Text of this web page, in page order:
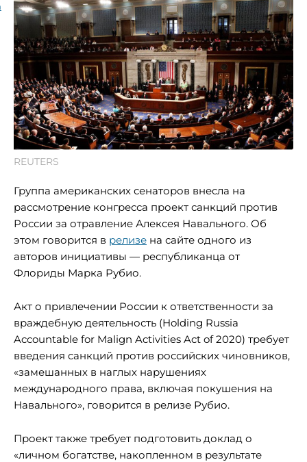
REUTERS
Группа американских сенаторов внесла на
рассмотрение конгресса проект санкций против
России за отравление Алексея Навального. Об
этом говорится в релизе на сайте одного из
авторов инициативы — республиканца от
Флориды Марка Рубио.
Акт о привлечении России к ответственности за
враждебную деятельность (Holding Russia
Accountable for Malign Activities Act of 2020) требует
введения санкций против российских чиновников,
«замешанных в наглых нарушениях
международного права, включая покушения на
Навального», говорится в релизе Рубио.
Проект также требует подготовить доклад о
«личном богатстве, накопленном в результате